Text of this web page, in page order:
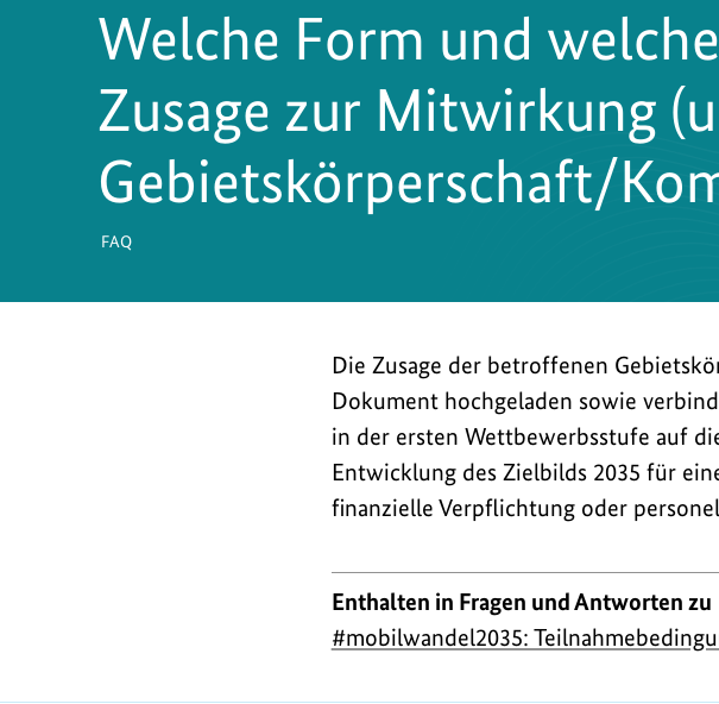
nukleare
SicherheitWelche Form und
Zusage zur Mitwirkung
Gebietskörperschaft/
FAQ
Die Zusage der betroffenen
Dokument hochgeladen sowie
in der ersten Wettbewerbsstufe auf
Entwicklung des Zielbilds 2035 für
finanzielle Verpflichtung oder
Enthalten in Fragen und Antworten zu
#mobilwandel2035: